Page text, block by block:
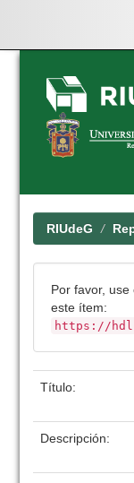
Skip
navigation
RIUdeG
Por favor,
este ítem:
https://
Título:
Descripción: